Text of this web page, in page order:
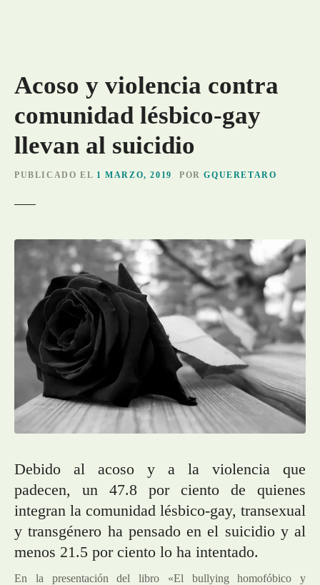
Acoso y violencia contra
comunidad lésbico-gay
llevan al suicidio
PUBLICADO EL 1 MARZO, 2019 POR GQUERETARO
Debido al acoso y a la violencia que
padecen, un 47.8 por ciento de quienes
integran la comunidad lésbico-gay, transexual
y transgénero ha pensado en el suicidio y al
menos 21.5 por ciento lo ha intentado.
En la presentación del libro «El bullying homofóbico y